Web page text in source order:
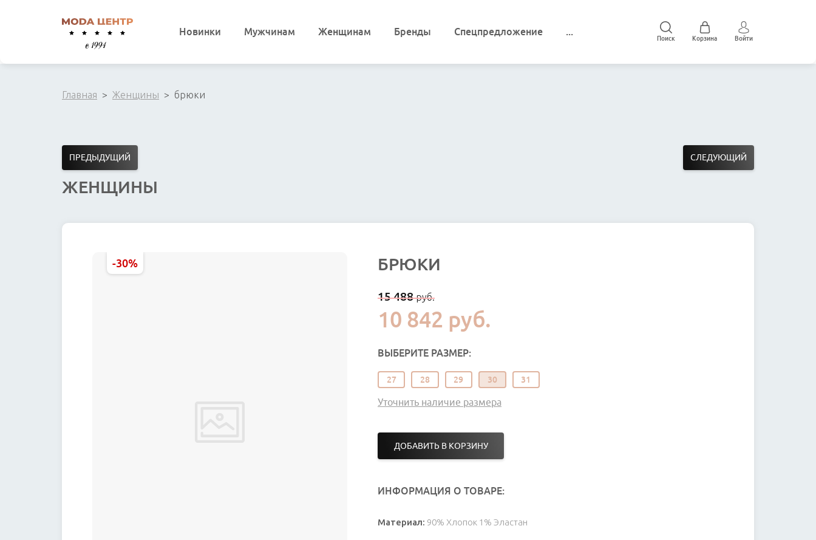
Новинки Мужчинам Женщинам Бренды Спецпредложение ...
Поиск Корзина Войти
Главная
  >
Женщины
  >  брюки
ПРЕДЫДУЩИЙ СЛЕДУЮЩИЙ
ЖЕНЩИНЫ
-30% БРЮКИ
15 488руб.
10 842 руб.
ВЫБЕРИТЕ РАЗМЕР:
27 28 29 30 31
Уточнить наличие размера
ДОБАВИТЬ В КОРЗИНУ
ИНФОРМАЦИЯ О ТОВАРЕ:
Материал: 90% Хлопок 1% Эластан